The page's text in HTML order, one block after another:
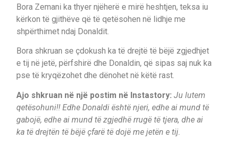
Bora Zemani ka thyer njëherë e mirë heshtjen, teksa iu
kërkon të gjithëve që të qetësohen në lidhje me
shpërthimet ndaj Donaldit.
Bora shkruan se çdokush ka të drejtë të bëjë zgjedhjet
e tij në jetë, përfshirë dhe Donaldin, që sipas saj nuk ka
pse të kryqëzohet dhe dënohet në këtë rast.
Ajo shkruan në një postim në Instastory: Ju lutem
qetësohuni!! Edhe Donaldi është njeri, edhe ai mund të
gabojë, edhe ai mund të zgjedhë rrugë të tjera, dhe ai
ka të drejtën të bëjë çfarë të dojë me jetën e tij.